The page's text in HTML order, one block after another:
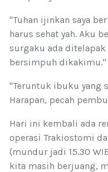
"Tuhan ijinkan saya
harus sehat yah. Aku
surgaku ada
bersimpuh dikakimu."
"Teruntuk ibuku yang
Harapan, pecah
Hari ini kembali ada
operasi Trakiostomi
(mundur jadi 15.30
kita masih berjuang,